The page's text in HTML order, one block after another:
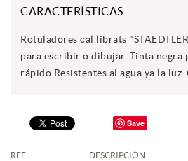
CARACTERÍSTICAS
Rotuladores cal.librats
para escribir o dibujar. Tinta negra
rápido.Resistentes al agua ya la luz.
Save
REF. DESCRIPCIÓN